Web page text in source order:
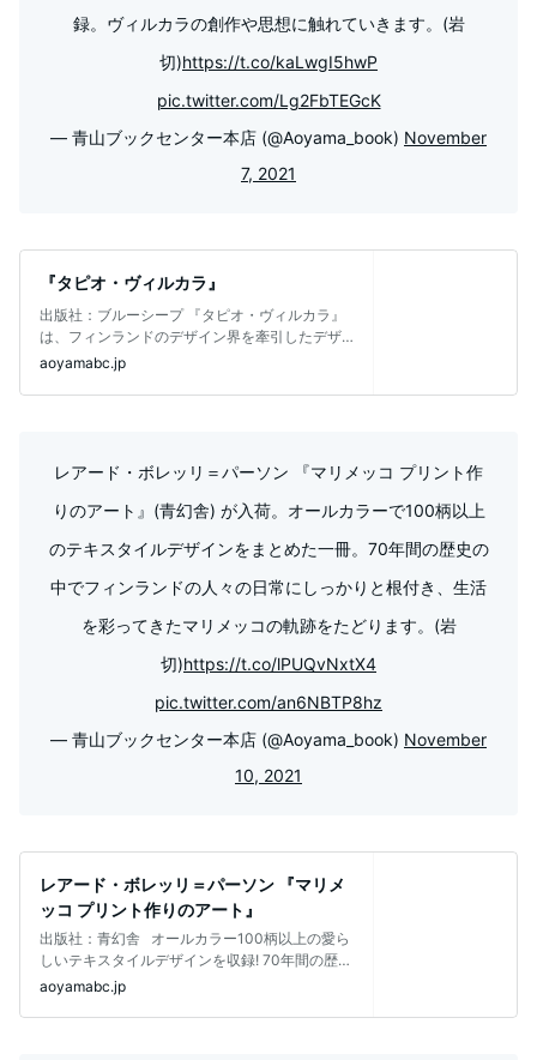
録。ヴィルカラの創作や思想に触れていきます。(岩
切)https://t.co/kaLwgI5hwP
pic.twitter.com/Lg2FbTEGcK
— 青山ブックセンター本店 (@Aoyama_book) November
7, 2021
『タピオ・ヴィルカラ』
出版社：ブルーシープ 『タピオ・ヴィルカラ』
は、フィンランドのデザイン界を牽引したデザ
イナーであるタピオ・ヴィルカラ（19
aoyamabc.jp
レアード・ボレッリ＝パーソン 『マリメッコ プリント作
りのアート』(青幻舎) が入荷。オールカラーで100柄以上
のテキスタイルデザインをまとめた一冊。70年間の歴史の
中でフィンランドの人々の日常にしっかりと根付き、生活
を彩ってきたマリメッコの軌跡をたどります。(岩
切)https://t.co/lPUQvNxtX4
pic.twitter.com/an6NBTP8hz
— 青山ブックセンター本店 (@Aoyama_book) November
10, 2021
レアード・ボレッリ＝パーソン 『マリメ
ッコ プリント作りのアート』
出版社：青幻舎 オールカラー100柄以上の愛ら
しいテキスタイルデザインを収録! 70年間の歴史
のなかで、フィ
aoyamabc.jp